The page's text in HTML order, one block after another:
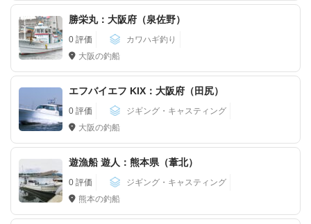
勝栄丸：大阪府（泉佐野）
0 評価
カワハギ釣り
大阪の釣船
エフバイエフ KIX：大阪府（田尻）
0 評価
ジギング・キャスティング
大阪の釣船
遊漁船 遊人：熊本県（葦北）
0 評価
ジギング・キャスティング
熊本の釣船